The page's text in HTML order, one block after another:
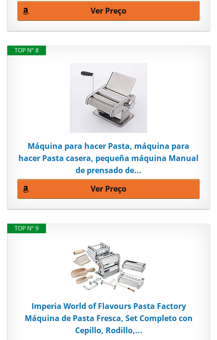
Ver Preço
TOP Nº 8
Máquina para hacer Pasta, máquina para
hacer Pasta casera, pequeña máquina Manual
de prensado de...
Ver Preço
TOP Nº 9
Imperia World of Flavours Pasta Factory
Máquina de Pasta Fresca, Set Completo con
Cepillo, Rodillo,...